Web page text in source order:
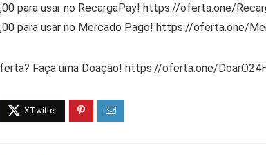
para usar no RecargaPay! https://oferta.one/
para usar no Mercado Pago! https://oferta.one/
Faça uma Doação! https://oferta.one/